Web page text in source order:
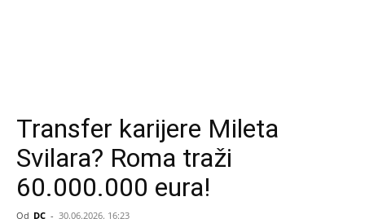
Transfer karijere Mileta
Svilara? Roma traži
60.000.000 eura!
Od DC - 30.06.2026. 16:23